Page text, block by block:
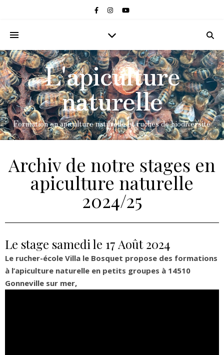
L'apiculture
naturelle
Formation en apiculture naturelle et ruches de biodiversité
Archiv de notre stages en
apiculture naturelle
2024/25
Le stage samedi le 17 Août 2024
Le rucher-école Villa le Bosquet propose des formations
à l’apiculture naturelle en petits groupes à 14510
Gonneville sur mer,